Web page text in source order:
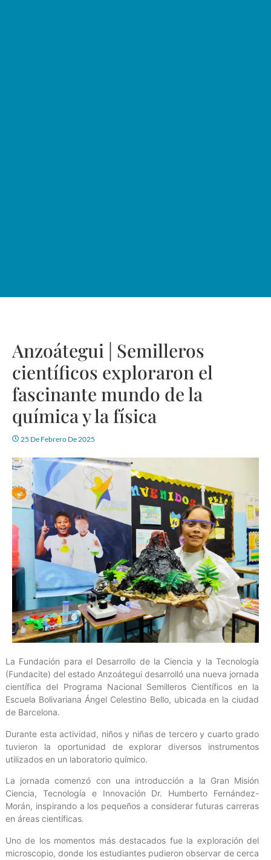
Anzoátegui | Semilleros
científicos exploraron el
fascinante mundo de la
química y la física
25 De Febrero De 2025
La Fundación para el Desarrollo de la Ciencia y la Tecnología
(Fundacite) del estado Anzoátegui desarrolló una nueva jornada
científica del Programa Nacional Semilleros Científicos en la
Escuela Bolivariana Ángel Celestino Bello, ubicada en la ciudad
de Barcelona.
Durante esta actividad, niños y niñas de tercero y cuarto grado
tuvieron la oportunidad de explorar diversos instrumentos
utilizados en un laboratorio químico.
La jornada comenzó con una introducción a la Gran Misión
Ciencia, Tecnología e Innovación Dr. Humberto Fernández-
Morán, inspirando a los pequeños a considerar futuras carreras
en áreas científicas.
Uno de los momentos más destacados fue la exploración del
microscopio, donde los estudiantes pudieron observar de cerca